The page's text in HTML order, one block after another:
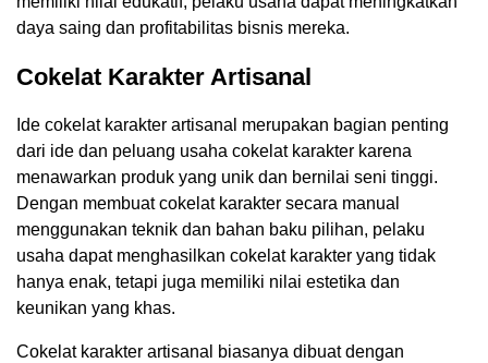
daya saing dan profitabilitas bisnis mereka.
Cokelat Karakter Artisanal
Ide cokelat karakter artisanal merupakan bagian penting
dari ide dan peluang usaha cokelat karakter karena
menawarkan produk yang unik dan bernilai seni tinggi.
Dengan membuat cokelat karakter secara manual
menggunakan teknik dan bahan baku pilihan, pelaku
usaha dapat menghasilkan cokelat karakter yang tidak
hanya enak, tetapi juga memiliki nilai estetika dan
keunikan yang khas.
Cokelat karakter artisanal biasanya dibuat dengan